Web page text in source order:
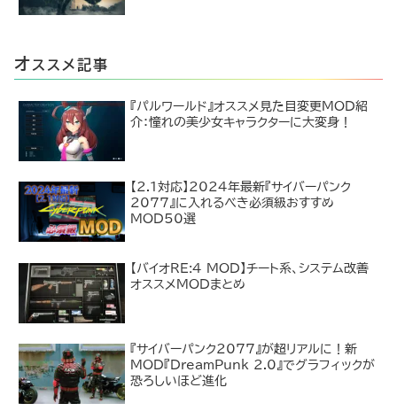
オ ススメ記事
『パルワールド』オススメ見た目変更MOD紹
介：憧れの美少女キャラクターに大変身！
【2.1対応】2024年最新『サイバーパンク
2077』に入れるべき必須級おすすめ
MOD50選
【バイオRE:4 MOD】チート系、システム改善
オススメMODまとめ
『サイバーパンク2077』が超リアルに！新
MOD『DreamPunk 2.0』でグラフィックが
恐ろしいほど進化